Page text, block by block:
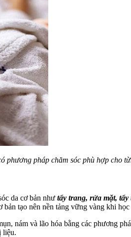
phương pháp chăm sóc phù hợp cho
da cơ bản như tẩy trang, rửa mặt, tẩy
tạo nên nền tảng vững vàng khi học
nám và lão hóa bằng các phương
liệu.